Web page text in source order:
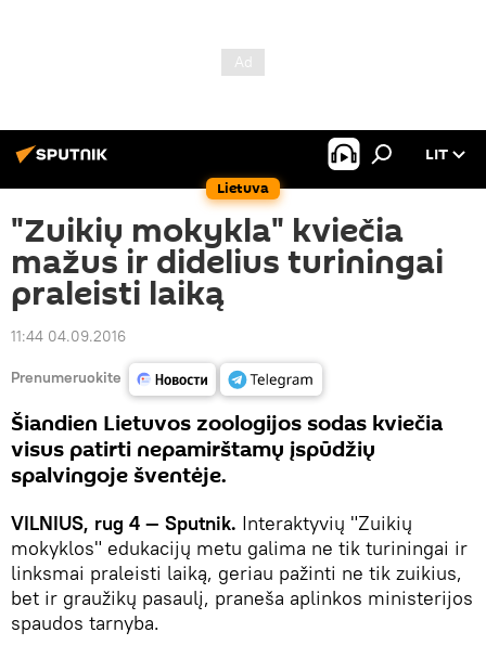
Lietuva
LIT
"Zuikių mokykla" kviečia
mažus ir didelius turiningai
praleisti laiką
11:44 04.09.2016
Prenumeruokite
Šiandien Lietuvos zoologijos sodas kviečia
visus patirti nepamirštamų įspūdžių
spalvingoje šventėje.
VILNIUS, rug 4 — Sputnik. Interaktyvių "Zuikių
mokyklos" edukacijų metu galima ne tik turiningai ir
linksmai praleisti laiką, geriau pažinti ne tik zuikius,
bet ir graužikų pasaulį, praneša aplinkos ministerijos
spaudos tarnyba.